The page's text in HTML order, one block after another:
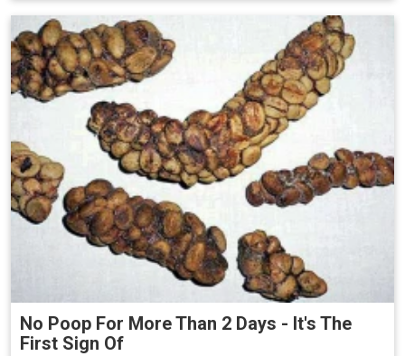
No Poop For More Than 2 Days - It's The
First Sign Of